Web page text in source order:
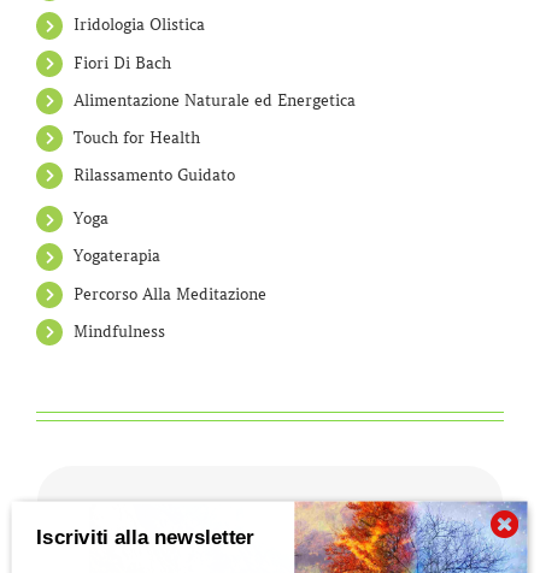
Iridologia Olistica
Fiori Di Bach
Alimentazione Naturale ed Energetica
Touch for Health
Rilassamento Guidato
Yoga
Yogaterapia
Percorso Alla Meditazione
Mindfulness
Che cos’è la Naturopatia e di cosa si occupa?
Secondo quanto enunciato nel 2010
Iscriviti alla newsletter